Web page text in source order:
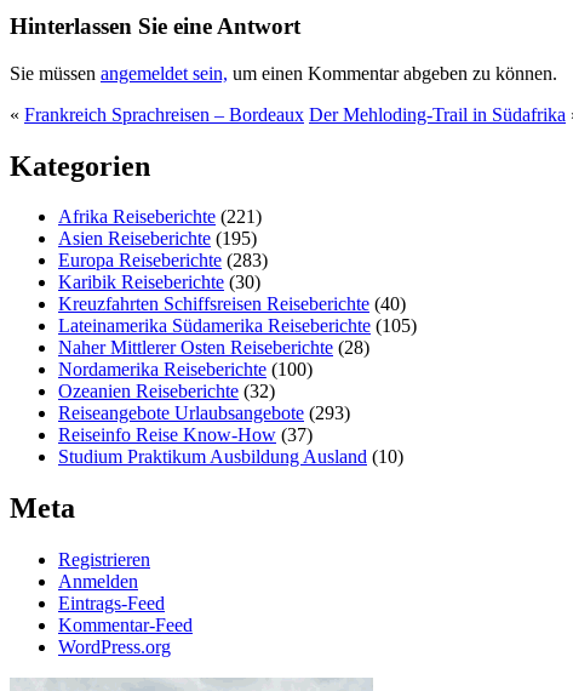
Hinterlassen Sie eine Antwort
Sie müssen angemeldet sein, um einen Kommentar abgeben zu können.
« Frankreich Sprachreisen – Bordeaux Der Mehloding-Trail in Südafrika
Kategorien
Afrika Reiseberichte (221)
Asien Reiseberichte (195)
Europa Reiseberichte (283)
Karibik Reiseberichte (30)
Kreuzfahrten Schiffsreisen Reiseberichte (40)
Lateinamerika Südamerika Reiseberichte (105)
Naher Mittlerer Osten Reiseberichte (28)
Nordamerika Reiseberichte (100)
Ozeanien Reiseberichte (32)
Reiseangebote Urlaubsangebote (293)
Reiseinfo Reise Know-How (37)
Studium Praktikum Ausbildung Ausland (10)
Meta
Registrieren
Anmelden
Eintrags-Feed
Kommentar-Feed
WordPress.org